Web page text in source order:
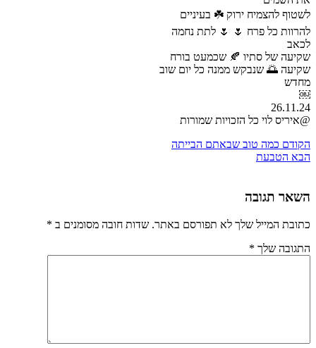
לשטוף להצמיח ירוק ☘️ בעיניים
להרוות כל פרח 🌷 🌷 לתת נחמה
לכאב
שקיעה של סתיו 🍂 שכמעט בורח
שקיעה 🌅 שנבקש ממנה כל יום שוב
מחדש
￼
26.11.24
@איריס לוי כל הזכויות שמורות
הקודם כמה טוב שבאתם הבייתה
הבא הטבעת
השאר תגובה
כתובת המייל שלך לא תפורסם באתר. שדות חובה מסומנים ב *
התגובה שלך *